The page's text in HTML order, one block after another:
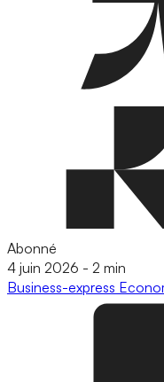
Abonné
4 juin 2026 - 2 min
Business-express